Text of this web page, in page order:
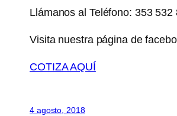
Llámanos al Teléfono: 353
Visita nuestra página de
COTIZA AQUÍ
4 agosto, 2018